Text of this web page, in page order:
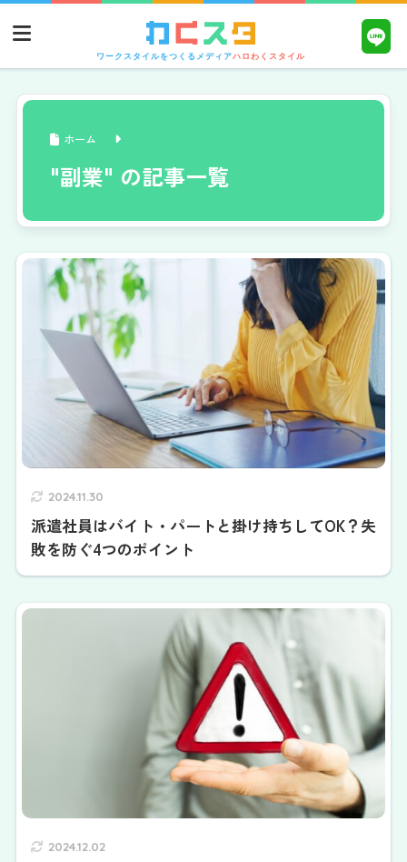
ワークスタイルをつくるメディアハロわくスタイル
ホーム
"副業" の記事一覧
2024.11.30
派遣社員はバイト・パートと掛け持ちしてOK？失
敗を防ぐ4つのポイント
2024.12.02